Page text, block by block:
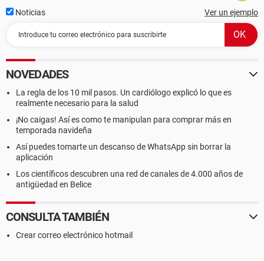
Noticias Ver un ejemplo
NOVEDADES
La regla de los 10 mil pasos. Un cardiólogo explicó lo que es
realmente necesario para la salud
¡No caigas! Así es como te manipulan para comprar más en
temporada navideña
Así puedes tomarte un descanso de WhatsApp sin borrar la
aplicación
Los científicos descubren una red de canales de 4.000 años de
antigüedad en Belice
CONSULTA TAMBIÉN
Crear correo electrónico hotmail